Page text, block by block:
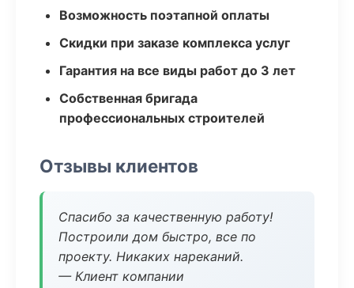
Возможность поэтапной оплаты
Скидки при заказе комплекса услуг
Гарантия на все виды работ до 3 лет
Собственная бригада
профессиональных строителей
Отзывы клиентов
Спасибо за качественную работу!
Построили дом быстро, все по
проекту. Никаких нареканий.
— Клиент компании